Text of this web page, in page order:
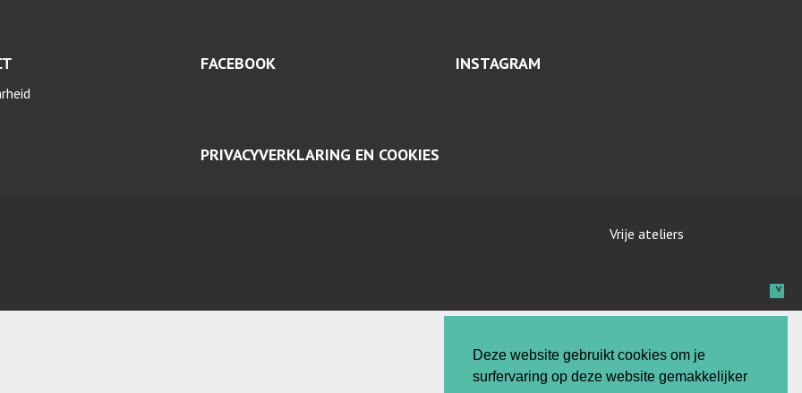
Deze website gebruikt cookies om je
surfervaring op deze website gemakkelijker
FACEBOOK INSTAGRAM
PRIVACYVERKLARING EN COOKIES
Vrije ateliers